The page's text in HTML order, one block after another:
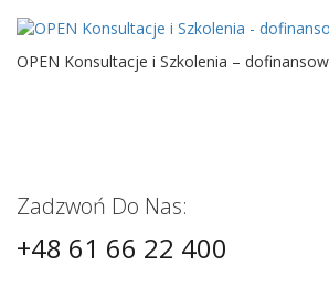
OPEN Konsultacje i Szkolenia –
Zadzwoń Do Nas:
+48 61 66 22 400